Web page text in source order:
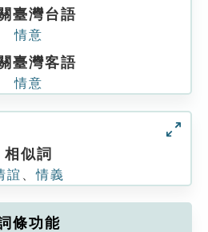
臺灣台語
情意
臺灣客語
情意
相似詞
誼 、情義
條功能